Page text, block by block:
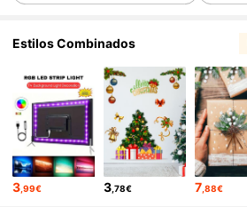
341 Seguidores
4,89 341 Seguidores
4,89 341 Seguidores
Estilos Combinados
3 ,99€ 3 ,78€ 7,88€